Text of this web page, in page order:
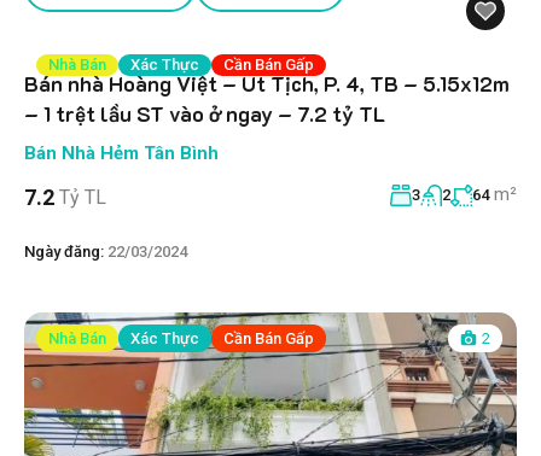
Nhà Bán Xác Thực Cần Bán Gấp
Bán nhà Hoàng Việt – Út Tịch, P. 4, TB – 5.15x12m
– 1 trệt lầu ST vào ở ngay – 7.2 tỷ TL
Bán Nhà Hẻm Tân Bình
7.2 Tỷ TL 3 2 64 m²
Ngày đăng: 22/03/2024
Nhà Bán Xác Thực Cần Bán Gấp 2